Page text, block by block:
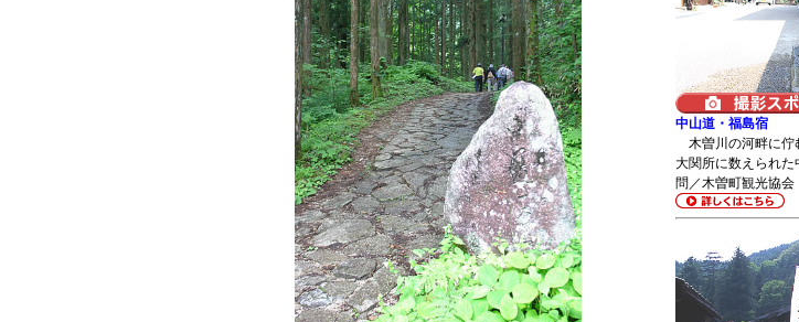
中山道・福島宿
木曽川の河畔に佇
大関所に数えられた
問／木曽町観光協